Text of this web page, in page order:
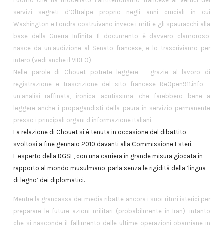
servizi segreti d’Oltralpe proprio negli anni cruciali in cui
Washington e Londra costruivano invece i miti e gli spauracchi alla
base della Guerra Infinita. Il documento è davvero clamoroso,
nasce da un’audizione al Senato francese, e lo trascriviamo per
intero (vedi anche il VIDEO).
Nelle parole di Chouet potrete leggere – grazie al lavoro di
registrazione e trascrizione del sito francese ReOpen911.info –
un’analisi raffinata, ironica, acutissima, che farebbero bene a
leggere anche i propagandisti della paura in servizio permanente
presso i principali organi d’informazione italiani.
La relazione di Chouet si è tenuta in occasione del dibattito
svoltosi a fine gennaio 2010 davanti alla Commissione Esteri.
L’esperto della DGSE, con una carriera in grande misura giocata in
rapporto al mondo musulmano, parla senza le rigidità della ‘lingua
di legno’ dei diplomatici.
Mentre la grancassa dei media ribatte ancora i suoi ritmi isterici per
preparare le future azioni militari (probabilmente in Iran), intanto
che si nasconde il fallimento delle ultime operazioni obamiane in